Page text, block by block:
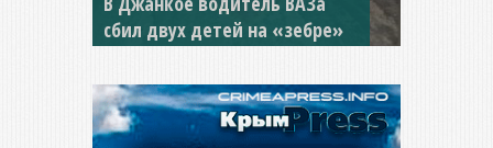
сбил двух детей на «зебре»